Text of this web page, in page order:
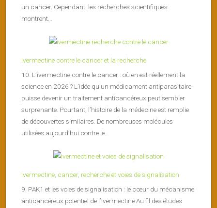
un cancer. Cependant, les recherches scientifiques
montrent...
Ivermectine contre le cancer et la recherche
10. L’ivermectine contre le cancer : où en est réellement la
science en 2026 ? L’idée qu’un médicament antiparasitaire
puisse devenir un traitement anticancéreux peut sembler
surprenante. Pourtant, l’histoire de la médecine est remplie
de découvertes similaires. De nombreuses molécules
utilisées aujourd’hui contre le...
Ivermectine, cancer, recherche et voies de signalisation
9. PAK1 et les voies de signalisation : le cœur du mécanisme
anticancéreux potentiel de l’ivermectine Au fil des études